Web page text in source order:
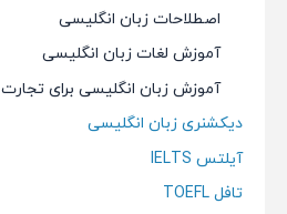
اصطلاحات زبان انگلیسی
آموزش لغات زبان انگلیسی
آموزش زبان انگلیسی برای تجارت
دیکشنری زبان انگلیسی
آیلتس IELTS
تافل TOEFL